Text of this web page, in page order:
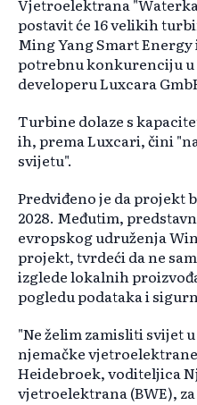
Vjetroelektrana
postavit će 16 velikih
Ming Yang Smart
potrebnu konkurenciju
developeru Luxcara
Turbine dolaze s
ih, prema Luxcari, čini
svijetu".
Predviđeno je da projekt
2028. Međutim,
evropskog udruženja
projekt, tvrdeći da ne
izglede lokalnih
pogledu podataka i
"Ne želim zamisliti svijet
njemačke
Heidebroek, voditeljica
vjetroelektrana (BWE),